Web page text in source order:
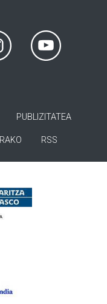
PUBLIZITATEA
RSS